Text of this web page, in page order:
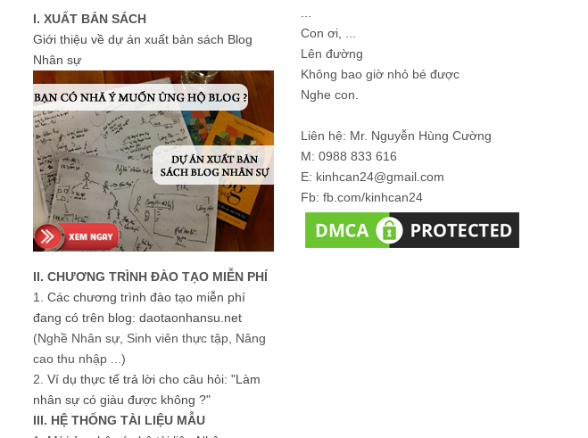
I. XUẤT BẢN SÁCH
Giới thiệu về dự án xuất bản sách Blog
Nhân sự
II. CHƯƠNG TRÌNH ĐÀO TẠO MIỄN PHÍ
1. Các chương trình đào tạo miễn phí
đang có trên blog: daotaonhansu.net
(Nghề Nhân sự, Sinh viên thực tập, Nâng
cao thu nhập ...)
2. Ví dụ thực tế trả lời cho câu hỏi: "Làm
nhân sự có giàu được không ?"
III. HỆ THỐNG TÀI LIỆU MẪU
Con ơi, ...
Lên đường
Không bao giờ nhỏ bé được
Nghe con.
Liên hệ: Mr. Nguyễn Hùng Cường
M: 0988 833 616
E: kinhcan24@gmail.com
Fb: fb.com/kinhcan24